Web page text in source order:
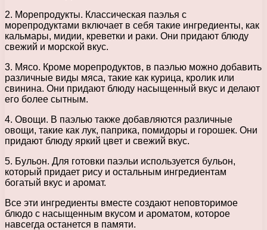
2. Морепродукты. Классическая паэлья с
морепродуктами включает в себя такие ингредиенты, как
кальмары, мидии, креветки и раки. Они придают блюду
свежий и морской вкус.
3. Мясо. Кроме морепродуктов, в паэлью можно добавить
различные виды мяса, такие как курица, кролик или
свинина. Они придают блюду насыщенный вкус и делают
его более сытным.
4. Овощи. В паэлью также добавляются различные
овощи, такие как лук, паприка, помидоры и горошек. Они
придают блюду яркий цвет и свежий вкус.
5. Бульон. Для готовки паэльи используется бульон,
который придает рису и остальным ингредиентам
богатый вкус и аромат.
Все эти ингредиенты вместе создают неповторимое
блюдо с насыщенным вкусом и ароматом, которое
навсегда останется в памяти.